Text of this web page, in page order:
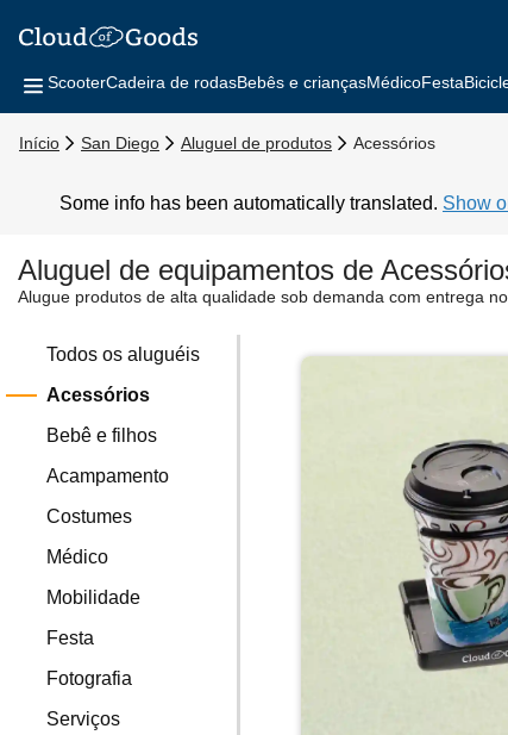
ScooterCadeira de rodasBebês e criançasMédicoFesta
Início San Diego Aluguel de produtos Acessórios
Some info has been automatically translated. Show
Aluguel de equipamentos de
Alugue produtos de alta qualidade sob demanda com entrega
Todos os aluguéis
Acessórios
Bebê e filhos
Acampamento
Costumes
Médico
Mobilidade
Festa
Fotografia
Serviços